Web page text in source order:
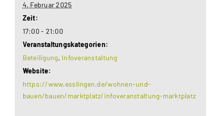
4. Februar 2025
Zeit:
17:00 - 21:00
Veranstaltungskategorien:
Beteiligung, Infoveranstaltung
Website:
https://www.esslingen.de/wohnen-und-
bauen/bauen/marktplatz/infoveranstaltung-marktplatz